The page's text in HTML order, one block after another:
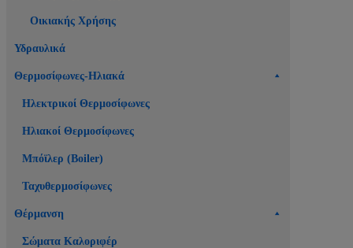
Οικιακής Χρήσης
Υδραυλικά
Θερμοσίφωνες-Ηλιακά
Ηλεκτρικοί Θερμοσίφωνες
Ηλιακοί Θερμοσίφωνες
Μπόϊλερ (Boiler)
Ταχυθερμοσίφωνες
Θέρμανση
Σώματα Καλοριφέρ